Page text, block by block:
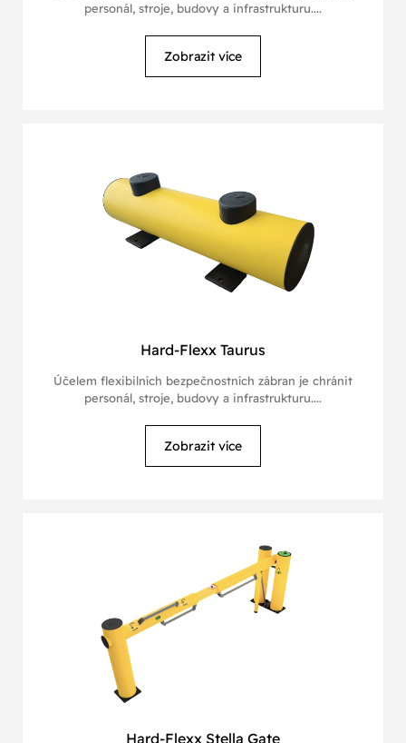
personál, stroje, budovy a infrastrukturu....
Zobrazit více
Hard-Flexx Taurus
Účelem flexibilních bezpečnostních zábran je chránit
personál, stroje, budovy a infrastrukturu....
Zobrazit více
Hard-Flexx Stella Gate